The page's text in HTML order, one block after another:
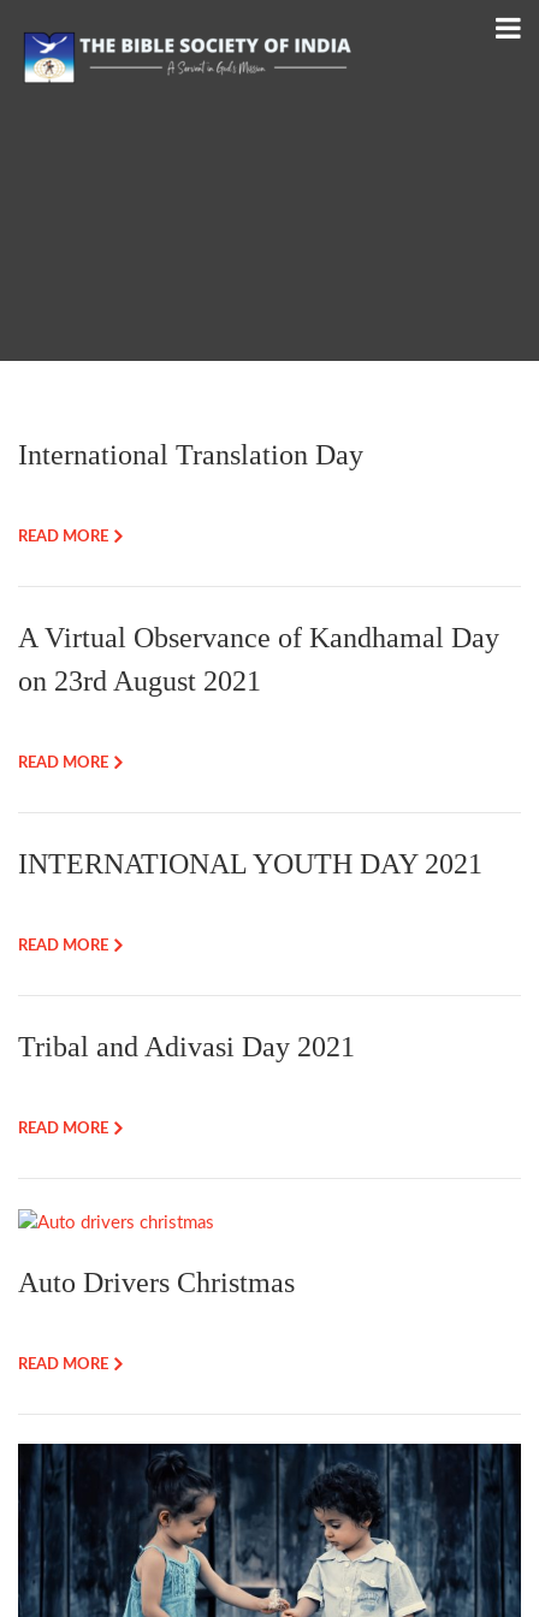
International Translation Day
READ MORE
A Virtual Observance of Kandhamal Day
on 23rd August 2021
READ MORE
INTERNATIONAL YOUTH DAY 2021
READ MORE
Tribal and Adivasi Day 2021
READ MORE
Auto Drivers Christmas
READ MORE